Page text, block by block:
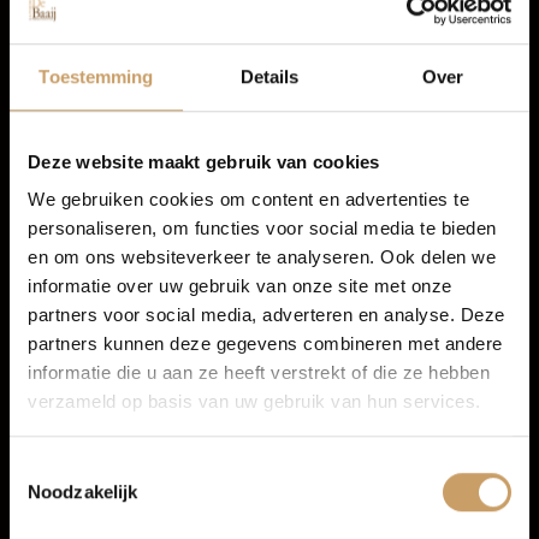
Toestemming Details Over
Deze website maakt gebruik van cookies
We gebruiken cookies om content en advertenties te
personaliseren, om functies voor social media te bieden
en om ons websiteverkeer te analyseren. Ook delen we
informatie over uw gebruik van onze site met onze
partners voor social media, adverteren en analyse. Deze
partners kunnen deze gegevens combineren met andere
informatie die u aan ze heeft verstrekt of die ze hebben
verzameld op basis van uw gebruik van hun services.
Noodzakelijk
Spraakbediening
Multimedia-voorbereiding
Autolease
Financiering
Autoverzekeringen
Verkoop
Auto onderhoud
Over Autobedrijf De Baaij